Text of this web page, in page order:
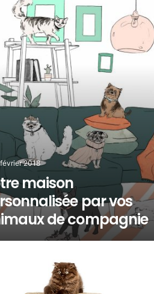
2018
maison
par vos
de compagnie